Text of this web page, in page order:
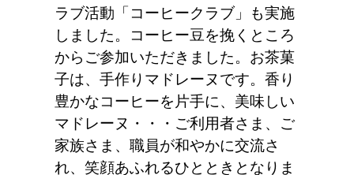
ラブ活動「コーヒークラブ」も実施
しました。コーヒー豆を挽くところ
からご参加いただきました。お茶菓
子は、手作りマドレーヌです。香り
豊かなコーヒーを片手に、美味しい
マドレーヌ・・・ご利用者さま、ご
家族さま、職員が和やかに交流さ
れ、笑顔あふれるひとときとなりま